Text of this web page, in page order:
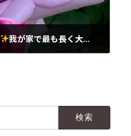
我が家で最も長く大きなつるバラ『ブルームーン』の物語